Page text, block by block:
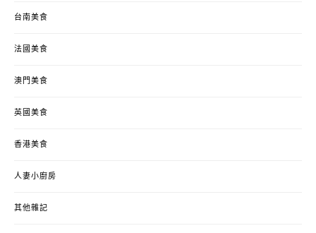
台南美食
法國美食
澳門美食
英國美食
香港美食
人妻小廚房
其他雜記